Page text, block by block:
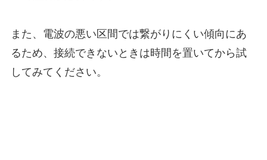
また、電波の悪い区間では繋がりにくい傾向にあ
るため、接続できないときは時間を置いてから試
してみてください。